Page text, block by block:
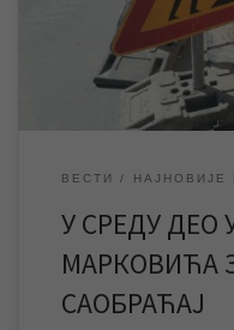
изводити неоходне
Светозара Марковића у
ВЕСТИ НАЈНОВИЈЕ
У СРЕДУ ДЕО
МАРКОВИЋА
САОБРАЋАЈ